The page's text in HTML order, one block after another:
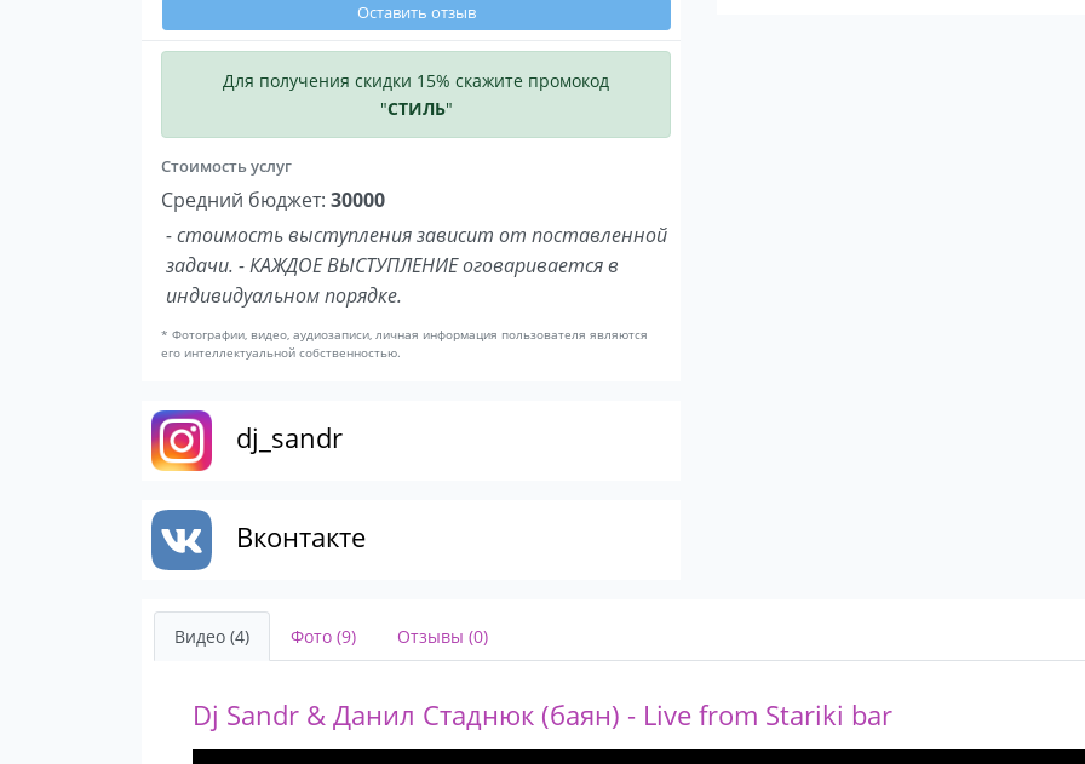
Оставить отзыв
Для получения скидки 15% скажите промокод
"СТИЛЬ"
Стоимость услуг
Средний бюджет: 30000
- стоимость выступления зависит от поставленной
задачи. - КАЖДОЕ ВЫСТУПЛЕНИЕ оговаривается в
индивидуальном порядке.
* Фотографии, видео, аудиозаписи, личная информация пользователя являются
его интеллектуальной собственностью.
dj_sandr
Вконтакте
Видео (4) Фото (9) Отзывы (0)
Dj Sandr & Данил Стаднюк (баян) - Live from Stariki bar